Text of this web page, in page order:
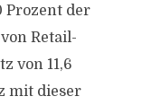
Prozent der
Retail-
von 11,6
mit dieser